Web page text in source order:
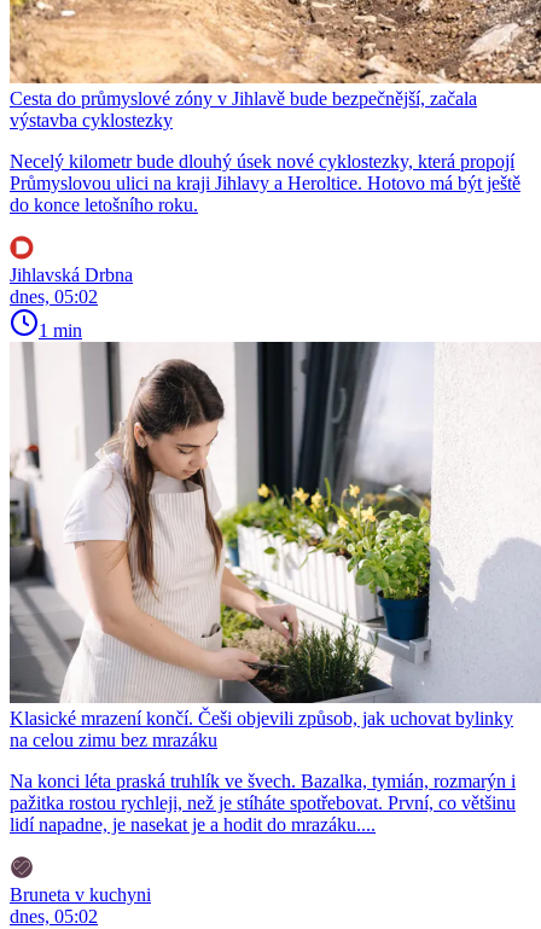
Cesta do průmyslové zóny v Jihlavě bude bezpečnější, začala
výstavba cyklostezky
Necelý kilometr bude dlouhý úsek nové cyklostezky, která propojí
Průmyslovou ulici na kraji Jihlavy a Heroltice. Hotovo má být ještě
do konce letošního roku.
Jihlavská Drbna
dnes, 05:02
1 min
Klasické mrazení končí. Češi objevili způsob, jak uchovat bylinky
na celou zimu bez mrazáku
Na konci léta praská truhlík ve švech. Bazalka, tymián, rozmarýn i
pažitka rostou rychleji, než je stíháte spotřebovat. První, co většinu
lidí napadne, je nasekat je a hodit do mrazáku....
Bruneta v kuchyni
dnes, 05:02